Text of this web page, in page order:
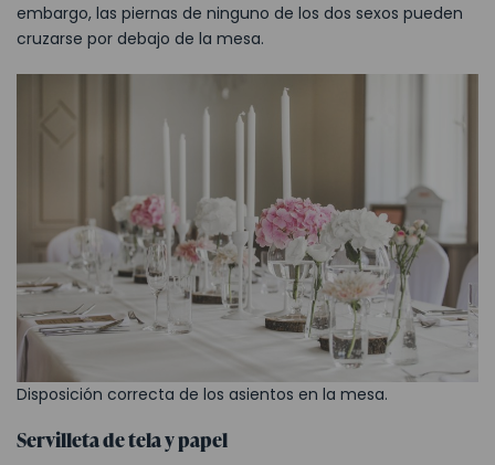
embargo, las piernas de ninguno de los dos sexos pueden
cruzarse por debajo de la mesa.
Disposición correcta de los asientos en la mesa.
Servilleta de tela y papel